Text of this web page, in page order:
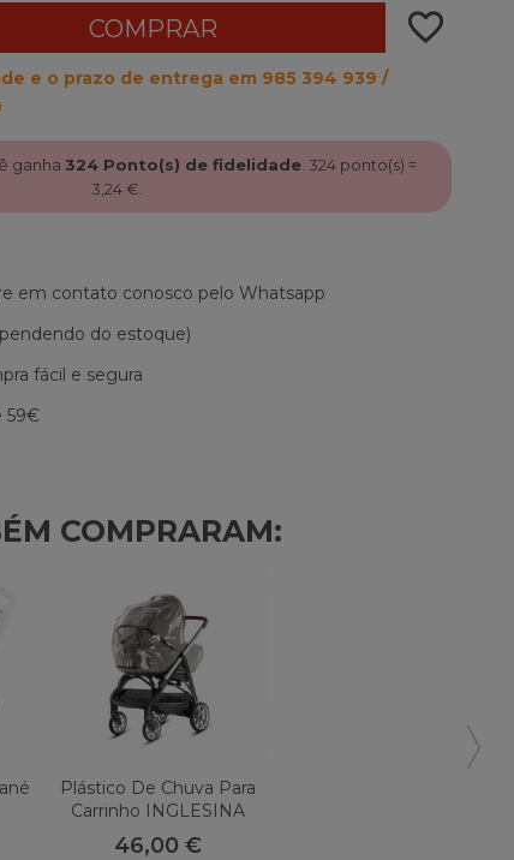
COMPRAR favorite_border
e o prazo de entrega em 985 394 939 /
ganha 324 Ponto(s) de fidelidade. 324 ponto(s) =
3,24 €.
em contato conosco pelo Whatsapp
do estoque)
fácil e segura
59€
COMPRARAM:
Plástico De Chuva Para
Carrinho INGLESINA
46,00 €